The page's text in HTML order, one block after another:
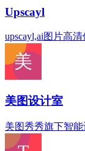
Upscayl
upscayl,ai图片高
美图设计室
美图秀秀旗下智